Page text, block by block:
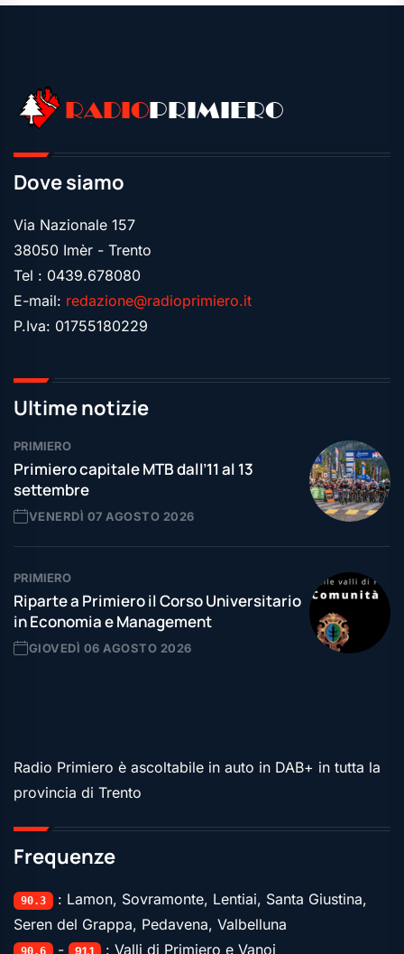
RADIOPRIMIERO
Dove siamo
Via Nazionale 157
38050 Imèr - Trento
Tel : 0439.678080
E-mail: redazione@radioprimiero.it
P.Iva: 01755180229
Ultime notizie
PRIMIERO
Primiero capitale MTB dall’11 al 13
settembre
VENERDÌ 07 AGOSTO 2026
PRIMIERO
Riparte a Primiero il Corso Universitario
in Economia e Management
GIOVEDÌ 06 AGOSTO 2026
Radio Primiero è ascoltabile in auto in DAB+ in tutta la
provincia di Trento
Frequenze
90.3 : Lamon, Sovramonte, Lentiai, Santa Giustina,
Seren del Grappa, Pedavena, Valbelluna
90.6 - 91.1 : Valli di Primiero e Vanoi